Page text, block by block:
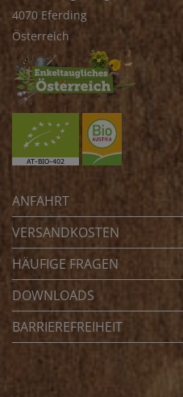
4070 Eferding
Österreich
ANFAHRT
VERSANDKOSTEN
HÄUFIGE FRAGEN
DOWNLOADS
BARRIEREFREIHEIT